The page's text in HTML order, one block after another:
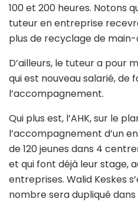
100 et 200 heures. Notons
tuteur en entreprise
plus de recyclage de
D’ailleurs, le tuteur a pour
qui est nouveau salarié, de
l’accompagnement.
Qui plus est, l’AHK, sur le
l’accompagnement d’un
de 120 jeunes dans 4
et qui font déjà leur stage,
entreprises. Walid Keskes
nombre sera dupliqué